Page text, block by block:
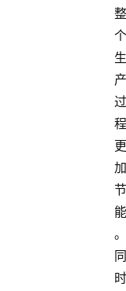
整
个
生
产
过
程
更
加
节
能
。
同
时